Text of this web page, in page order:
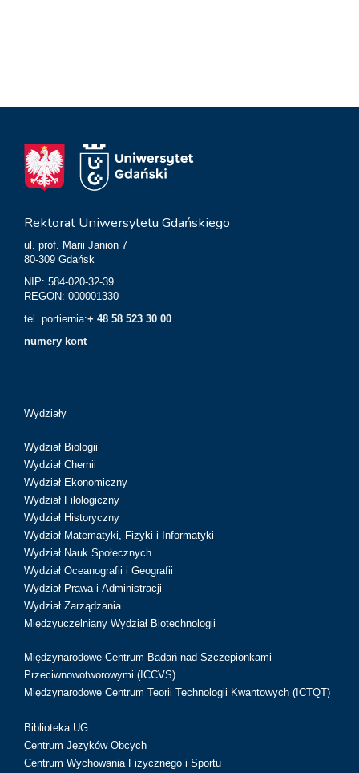
Rektorat Uniwersytetu Gdańskiego
ul. prof. Marii Janion 7
80-309 Gdańsk
NIP: 584-020-32-39
REGON: 000001330
tel. portiernia:+ 48 58 523 30 00
numery kont
Wydziały
Wydział Biologii
Wydział Chemii
Wydział Ekonomiczny
Wydział Filologiczny
Wydział Historyczny
Wydział Matematyki, Fizyki i Informatyki
Wydział Nauk Społecznych
Wydział Oceanografii i Geografii
Wydział Prawa i Administracji
Wydział Zarządzania
Międzyuczelniany Wydział Biotechnologii
Międzynarodowe Centrum Badań nad Szczepionkami
Przeciwnowotworowymi (ICCVS)
Międzynarodowe Centrum Teorii Technologii Kwantowych (ICTQT)
Biblioteka UG
Centrum Języków Obcych
Centrum Wychowania Fizycznego i Sportu